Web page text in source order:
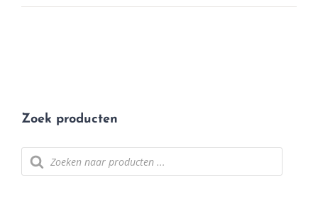
Zoek producten
Producten
zoeken